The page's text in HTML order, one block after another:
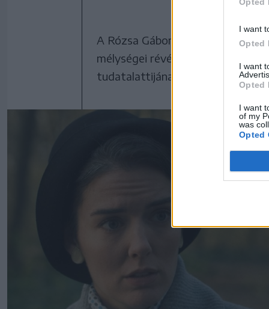
I want
Opted
I want
Opted
I want
of my
was
Opted
A Rózsa Gábor által írt és
mélységei révén a nézők szinte
tudatalattijának vívódásait – a